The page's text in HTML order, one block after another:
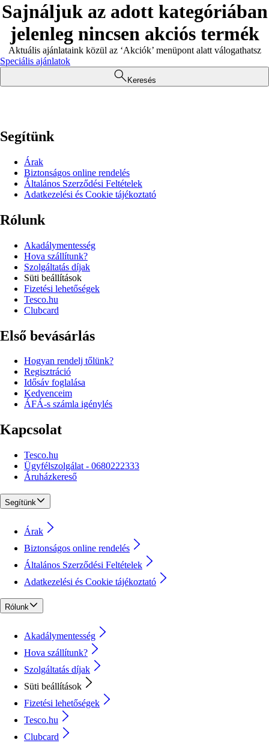
Sajnáljuk az adott kategóriában
jelenleg nincsen akciós termék
Aktuális ajánlataink közül az ‘Akciók’ menüpont alatt válogathatsz
Speciális ajánlatok
Keresés
Segítünk
Árak
Biztonságos online rendelés
Általános Szerződési Feltételek
Adatkezelési és Cookie tájékoztató
Rólunk
Akadálymentesség
Hova szállítunk?
Szolgáltatás díjak
Süti beállítások
Fizetési lehetőségek
Tesco.hu
Clubcard
Első bevásárlás
Hogyan rendelj tőlünk?
Regisztráció
Idősáv foglalása
Kedvenceim
ÁFÁ-s számla igénylés
Kapcsolat
Tesco.hu
Ügyfélszolgálat - 0680222333
Áruházkereső
Segítünk
Árak
Biztonságos online rendelés
Általános Szerződési Feltételek
Adatkezelési és Cookie tájékoztató
Rólunk
Akadálymentesség
Hova szállítunk?
Szolgáltatás díjak
Süti beállítások
Fizetési lehetőségek
Tesco.hu
Clubcard